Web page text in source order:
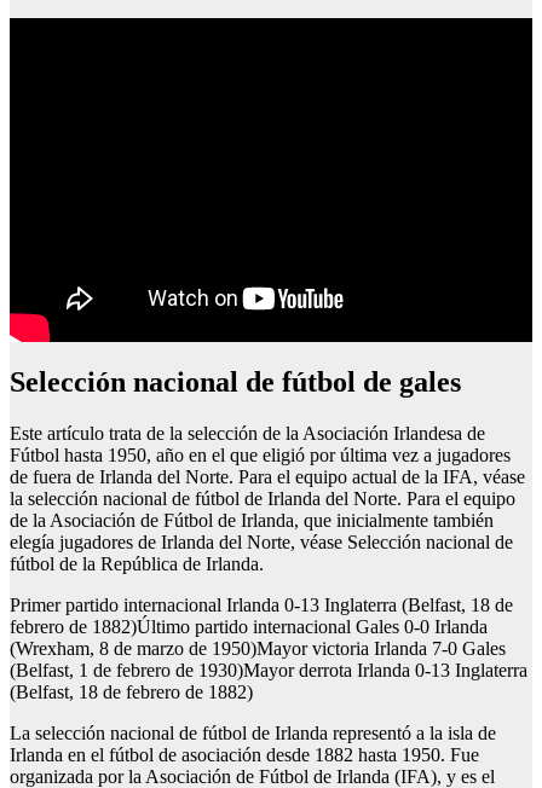
selección nacional de fútbol de gales
Este artículo trata de la selección de la Asociación Irlandesa de
Fútbol hasta 1950, año en el que eligió por última vez a jugadores
de fuera de Irlanda del Norte. Para el equipo actual de la IFA, véase
la selección nacional de fútbol de Irlanda del Norte. Para el equipo
de la Asociación de Fútbol de Irlanda, que inicialmente también
elegía jugadores de Irlanda del Norte, véase Selección nacional de
fútbol de la República de Irlanda.
Primer partido internacional Irlanda 0-13 Inglaterra (Belfast, 18 de
febrero de 1882)Último partido internacional Gales 0-0 Irlanda
(Wrexham, 8 de marzo de 1950)Mayor victoria Irlanda 7-0 Gales
(Belfast, 1 de febrero de 1930)Mayor derrota Irlanda 0-13 Inglaterra
(Belfast, 18 de febrero de 1882)
La selección nacional de fútbol de Irlanda representó a la isla de
Irlanda en el fútbol de asociación desde 1882 hasta 1950. Fue
organizada por la Asociación de Fútbol de Irlanda (IFA), y es el